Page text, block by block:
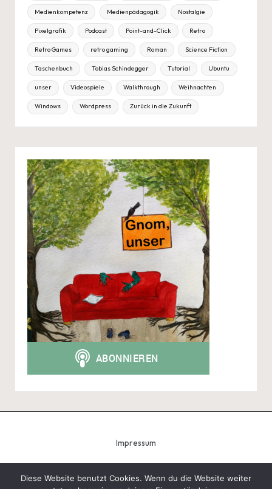
Medienkompetenz Medienpädagogik Nostalgie
Pixelgrafik Podcast Point-and-Click Retro
Retro Games retro gaming Roman Science Fiction
Taschenbuch Tobias Schindegger Tutorial Ubuntu
unser Videospiele Walkthrough Weihnachten
Windows Wordpress Zurück in die Zukunft
Impressum
Diese Website benutzt Cookies. Wenn du die Website weiter